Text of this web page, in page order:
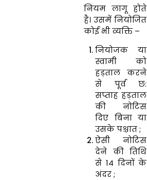
नियम लागू होते
है। उसमें नियोजित
कोई भी व्यक्ति –
नियोजक या
स्वामी को
हड़ताल करने
से पूर्व छ:
सप्ताह हड़ताल
की नोटिस
दिए बिना या
उसके पश्चात ;
ऐसी नोटिस
देने की तिथि
से 14 दिनों के
अंदर ;